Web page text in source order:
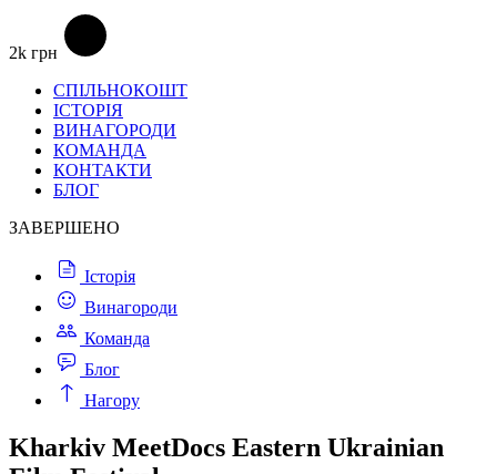
2k грн
СПІЛЬНОКОШТ
ІСТОРІЯ
ВИНАГОРОДИ
КОМАНДА
КОНТАКТИ
БЛОГ
ЗАВЕРШЕНО
Історія
Винагороди
Команда
Блог
Нагору
Kharkiv MeetDocs Eastern Ukrainian